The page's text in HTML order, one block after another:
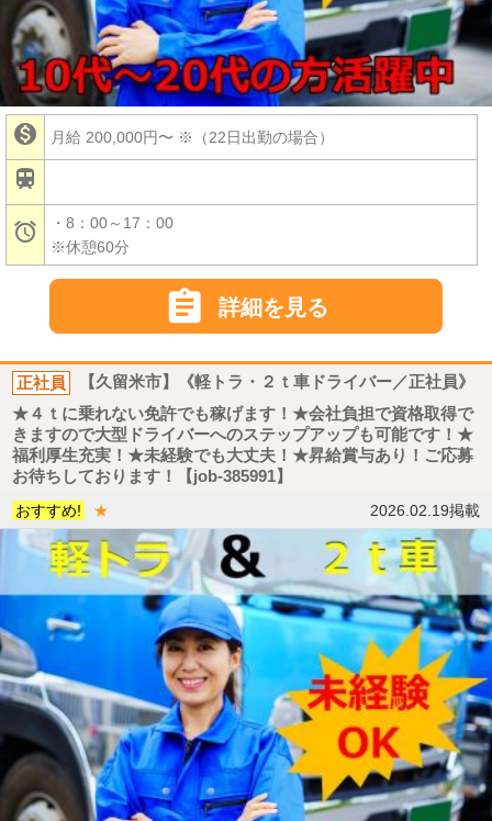
 月給 200,000円〜 ※（22日出勤の場合）


・8：00～17：00
※休憩60分
 詳細を見る
正社員
【久留米市】《軽トラ・２ｔ車ドライバー／正社員》
★４ｔに乗れない免許でも稼げます！★会社負担で資格取得で
きますので大型ドライバーへのステップアップも可能です！★
福利厚生充実！★未経験でも大丈夫！★昇給賞与あり！ご応募
お待ちしております！【job-385991】
おすすめ!
★ 2026.02.19掲載